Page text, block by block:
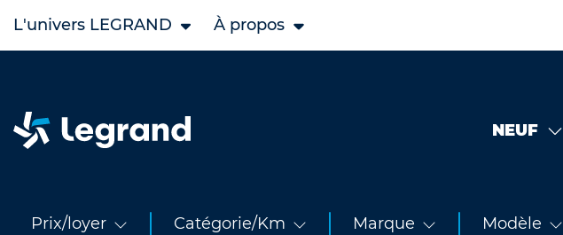
L'univers LEGRAND À propos
NEUF
Prix/loyer Catégorie/Km Marque Modèle